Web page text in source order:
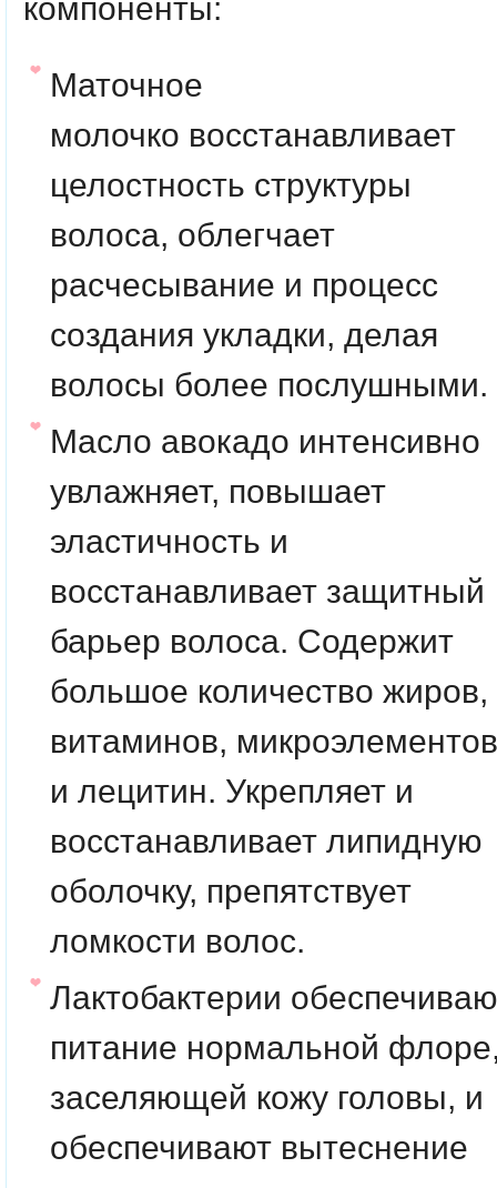
компоненты:
Маточное
молочко восстанавливает
целостность структуры
волоса, облегчает
расчесывание и процесс
создания укладки, делая
волосы более послушными.
Масло авокадо интенсивно
увлажняет, повышает
эластичность и
восстанавливает защитный
барьер волоса. Содержит
большое количество жиров,
витаминов, микроэлементов
и лецитин. Укрепляет и
восстанавливает липидную
оболочку, препятствует
ломкости волос.
Лактобактерии
питание нормальной
заселяющей кожу головы, и
обеспечивают вытеснение